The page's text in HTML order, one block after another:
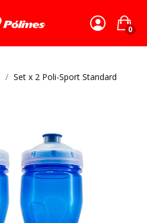
0
Set x 2 Poli-Sport Standard